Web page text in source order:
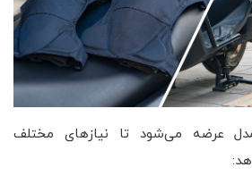
عرضه می‌شود تا نیازهای مختلف